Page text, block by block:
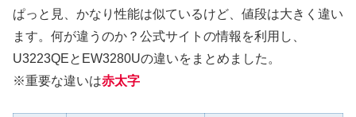
ぱっと見、かなり性能は似ているけど、値段は大きく違い
ます。何が違うのか？公式サイトの情報を利用し、
U3223QEとEW3280Uの違いをまとめました。
※重要な違いは赤太字